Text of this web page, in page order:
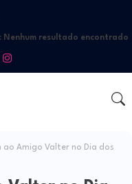
Nenhum resultado encontrado
ao Amigo Valter no Dia dos